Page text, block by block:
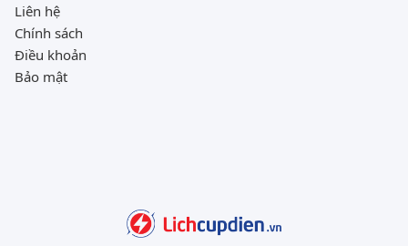
Liên hệ
Chính sách
Điều khoản
Bảo mật